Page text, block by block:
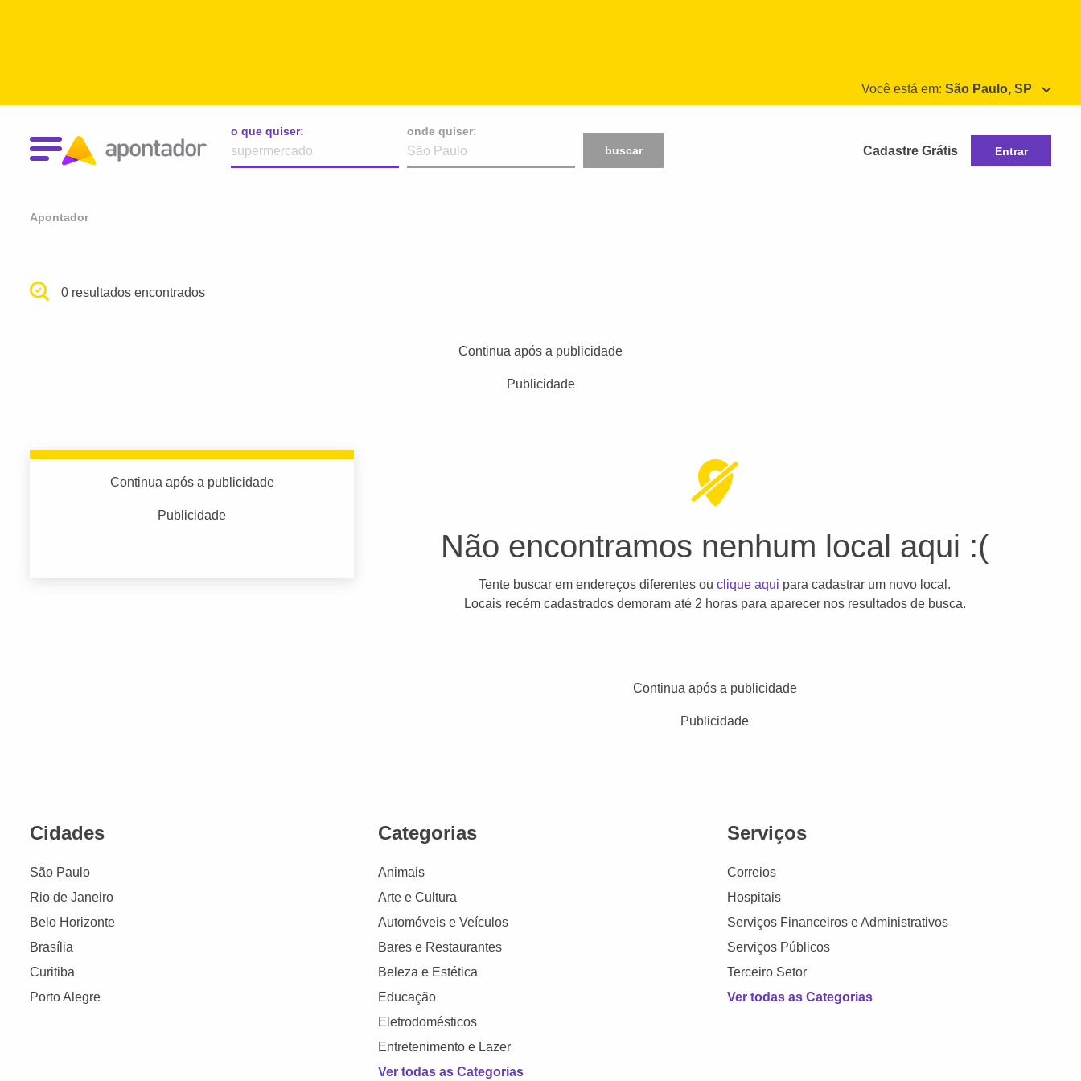
Você está em: São Paulo, SP
o que quiser:
onde quiser:
buscar
Cadastre Grátis Entrar
Apontador
0 resultados encontrados
Continua após a publicidade
Publicidade
Continua após a publicidade
Publicidade
Não encontramos nenhum local aqui :(
Tente buscar em endereços diferentes ouclique aqui para cadastrar um novo local.
Locais recém cadastrados demoram até 2 horas para aparecer nos resultados de busca.
Continua após a publicidade
Publicidade
Cidades
São Paulo
Rio de Janeiro
Belo Horizonte
Brasília
Curitiba
Porto Alegre
Categorias
Animais
Arte e Cultura
Automóveis e Veículos
Bares e Restaurantes
Beleza e Estética
Educação
Eletrodomésticos
Entretenimento e Lazer
Ver todas as Categorias
Serviços
Correios
Hospitais
Serviços Financeiros e Administrativos
Serviços Públicos
Terceiro Setor
Ver todas as Categorias